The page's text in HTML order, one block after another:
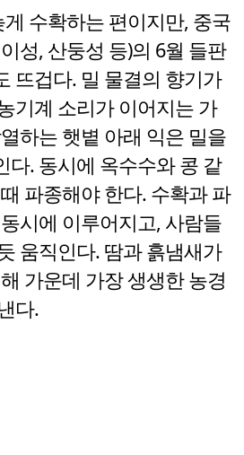
수확하는 편이지만, 중국
성, 산둥성 등)의 6월 들판
뜨겁다. 밀 물결의 향기가
기계 소리가 이어지는 가
하는 햇볕 아래 익은 밀을
다. 동시에 옥수수와 콩 같
파종해야 한다. 수확과 파
시에 이루어지고, 사람들
움직인다. 땀과 흙냄새가
가운데 가장 생생한 농경
다.